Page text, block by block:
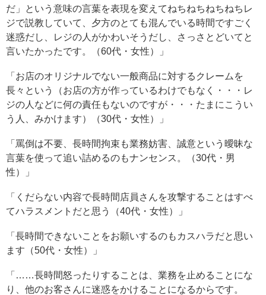
だ」という意味の言葉を表現を変えてねちねちねちねちレ
ジで説教していて、夕方のとても混んでいる時間ですごく
迷惑だし、レジの人がかわいそうだし、さっさとどいてと
言いたかったです。（60代・女性）」
「お店のオリジナルでない一般商品に対するクレームを
長々という（お店の方が作っているわけでもなく・・・レ
ジの人などに何の責任もないのですが・・・たまにこうい
う人、みかけます）（30代・女性）」
「罵倒は不要、長時間拘束も業務妨害、誠意という曖昧な
言葉を使って追い詰めるのもナンセンス。（30代・男
性）」
「くだらない内容で長時間店員さんを攻撃することはすべ
てハラスメントだと思う（40代・女性）」
「長時間できないことをお願いするのもカスハラだと思い
ます（50代・女性）」
「……長時間怒ったりすることは、業務を止めることにな
り、他のお客さんに迷惑をかけることになるからです。